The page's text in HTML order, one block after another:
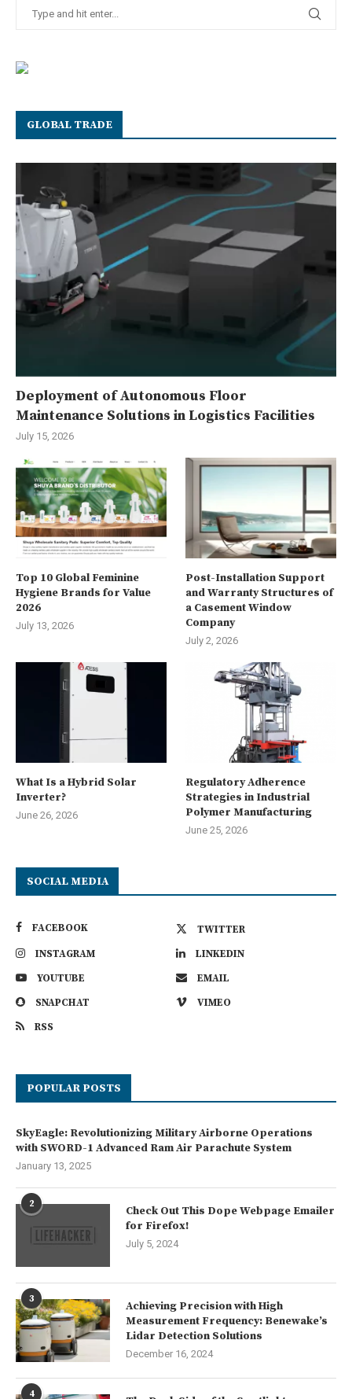
GLOBAL TRADE
Deployment of Autonomous Floor
Maintenance Solutions in Logistics Facilities
July 15, 2026
Top 10 Global Feminine
Hygiene Brands for Value
2026
July 13, 2026
Post-Installation Support
and Warranty Structures of
a Casement Window
Company
July 2, 2026
What Is a Hybrid Solar
Inverter?
June 26, 2026
Regulatory Adherence
Strategies in Industrial
Polymer Manufacturing
June 25, 2026
SOCIAL MEDIA
FACEBOOK
TWITTER
INSTAGRAM
LINKEDIN
YOUTUBE
EMAIL
SNAPCHAT
VIMEO
RSS
POPULAR POSTS
SkyEagle: Revolutionizing Military Airborne Operations
with SWORD-1 Advanced Ram Air Parachute System
January 13, 2025
2
Check Out This Dope Webpage Emailer
for Firefox!
July 5, 2024
3
Achieving Precision with High
Measurement Frequency: Benewake’s
Lidar Detection Solutions
December 16, 2024
4